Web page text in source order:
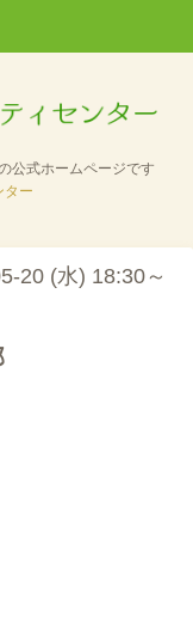
公式ホームページです
ター
20 (水) 18:30～